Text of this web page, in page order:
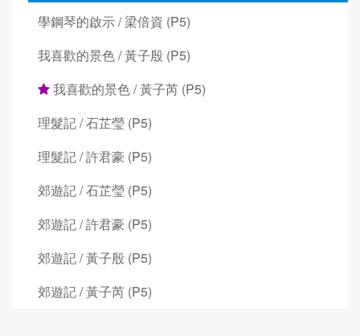
學鋼琴的啟示 / 梁倍資 (P5)
我喜歡的景色 / 黃子殷 (P5)
我喜歡的景色 / 黃子芮 (P5)
理髮記 / 石芷瑩 (P5)
理髮記 / 許君豪 (P5)
郊遊記 / 石芷瑩 (P5)
郊遊記 / 許君豪 (P5)
郊遊記 / 黃子殷 (P5)
郊遊記 / 黃子芮 (P5)